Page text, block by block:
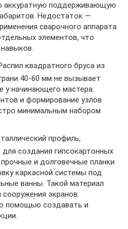
аккуратную поддерживающую
Недостаток —
сварочного аппарата
элементов, что
квадратного бруса из
40-60 мм не вызывает
у начинающего мастера.
и формирование узлов
минимальным набором
профиль,
создания гипсокартонных
и долговечные планки
каркасной системы под
ванны. Такой материал
сооружения экранов.
помощью создавать и